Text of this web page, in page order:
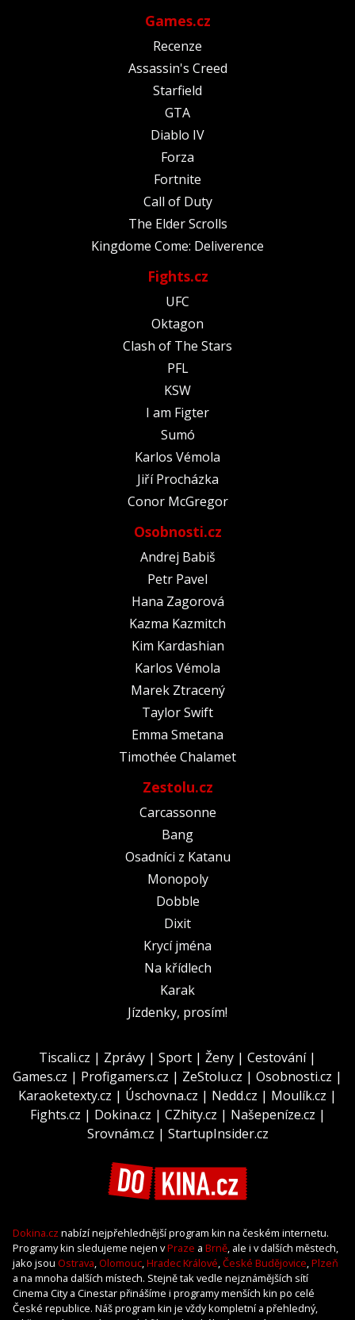
Games.cz
Recenze
Assassin's Creed
Starfield
GTA
Diablo IV
Forza
Fortnite
Call of Duty
The Elder Scrolls
Kingdome Come: Deliverence
Fights.cz
UFC
Oktagon
Clash of The Stars
PFL
KSW
I am Figter
Sumó
Karlos Vémola
Jiří Procházka
Conor McGregor
Osobnosti.cz
Andrej Babiš
Petr Pavel
Hana Zagorová
Kazma Kazmitch
Kim Kardashian
Karlos Vémola
Marek Ztracený
Taylor Swift
Emma Smetana
Timothée Chalamet
Zestolu.cz
Carcassonne
Bang
Osadníci z Katanu
Monopoly
Dobble
Dixit
Krycí jména
Na křídlech
Karak
Jízdenky, prosím!
Tiscali.cz | Zprávy | Sport | Ženy | Cestování|
Games.cz | Profigamers.cz | ZeStolu.cz | Osobnosti.cz |
Karaoketexty.cz | Úschovna.cz | Nedd.cz | Moulík.cz |
Fights.cz | Dokina.cz | CZhity.cz | Našepeníze.cz |
Srovnám.cz | StartupInsider.cz
Dokina.cz nabízí nejpřehlednější program kin na českém internetu.
Programy kin sledujeme nejen vPraze a Brně, ale i v dalších městech,
jako jsou Ostrava, Olomouc,Hradec Králové,České Budějovice,Plzeň
a na mnoha dalších místech. Stejně tak vedle nejznámějších sítí
Cinema City a Cinestar přinášíme i programy menších kin po celé
České republice. Náš program kin je vždy kompletní a přehledný,